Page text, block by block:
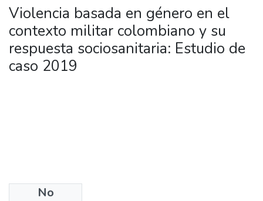
Violencia basada en género en el
contexto militar colombiano y su
respuesta sociosanitaria: Estudio de
caso 2019
No